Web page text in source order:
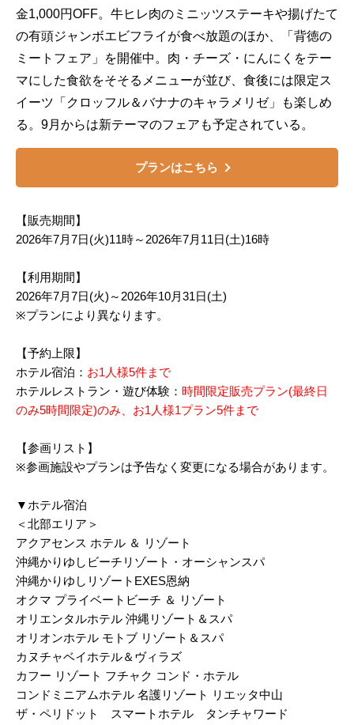
金1,000円OFF。牛ヒレ肉のミニッツステーキや揚げたて
の有頭ジャンボエビフライが食べ放題のほか、「背徳の
ミートフェア」を開催中。肉・チーズ・にんにくをテー
マにした食欲をそそるメニューが並び、食後には限定ス
イーツ「クロッフル＆バナナのキャラメリゼ」も楽しめ
る。9月からは新テーマのフェアも予定されている。
プランはこちら
【販売期間】
2026年7月7日(火)11時～2026年7月11日(土)16時
【利用期間】
2026年7月7日(火)～2026年10月31日(土)
※プランにより異なります。
【予約上限】
ホテル宿泊： お1人様5件まで
ホテルレストラン・遊び体験： 時間限定販売プラン(最終日
のみ5時間限定)のみ、お1人様1プラン5件まで
【参画リスト】
※参画施設やプランは予告なく変更になる場合があります。
▼ホテル宿泊
＜北部エリア＞
アクアセンス ホテル ＆ リゾート
沖縄かりゆしビーチリゾート・オーシャンスパ
沖縄かりゆしリゾートEXES恩納
オクマ プライベートビーチ ＆ リゾート
オリエンタルホテル 沖縄リゾート＆スパ
オリオンホテル モトブ リゾート＆スパ
カヌチャベイホテル＆ヴィラズ
カフー リゾート フチャク コンド・ホテル
コンドミニアムホテル 名護リゾート リエッタ中山
ザ・ペリドット スマートホテル タンチャワード